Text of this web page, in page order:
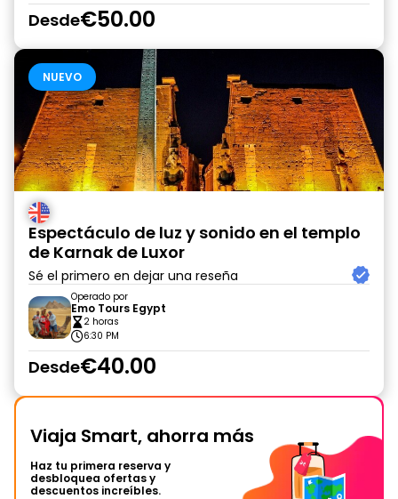
Desde€50.00
NUEVO
Espectáculo de luz y sonido en el templo
de Karnak de Luxor
Sé el primero en dejar una reseña
Operado por
Emo Tours Egypt
2 horas
6:30 PM
Desde€40.00
Viaja Smart, ahorra más
Haz tu primera reserva y
desbloquea ofertas y
descuentos increíbles.